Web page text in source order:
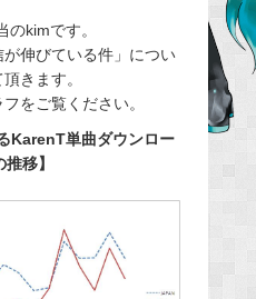
kimです。
伸びている件」につい
きます。
をご覧ください。
KarenT単曲ダウンロー
推移】